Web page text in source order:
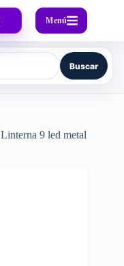
Menú
Buscar
Linterna 9 led metal